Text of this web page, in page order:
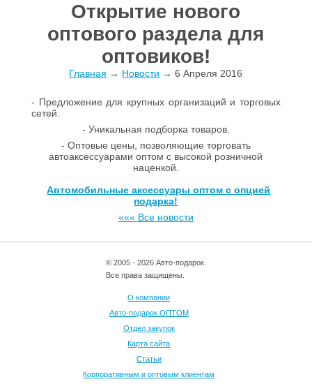
Открытие нового
оптового раздела для
оптовиков!
Главная → Новости → 6 Апреля 2016
- Предложение для крупных организаций и торговых
сетей.
- Уникальная подборка товаров.
- Оптовые цены, позволяющие торговать
автоаксессуарами оптом с высокой розничной
наценкой.
Автомобильные аксессуары оптом с опцией
подарка!
««« Все новости
© 2005 - 2026 Авто-подарок.
Все права защищены.
О компании
Авто-подарок ОПТОМ
Отдел закупок
Карта сайта
Статьи
Корпоративным и оптовым клиентам